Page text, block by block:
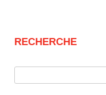
RECHERCHE